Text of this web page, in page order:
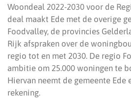
Woondeal 2022-2030 voor de
deal maakt Ede met de overige
Foodvalley, de provincies
Rijk afspraken over de
regio tot en met 2030. De regio
ambitie om 25.000 woningen te
Hiervan neemt de gemeente Ede
rekening.